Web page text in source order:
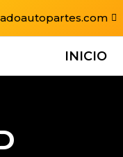
INICIO